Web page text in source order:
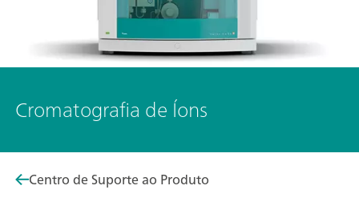
Cromatografia de Íons
Centro de Suporte ao Produto